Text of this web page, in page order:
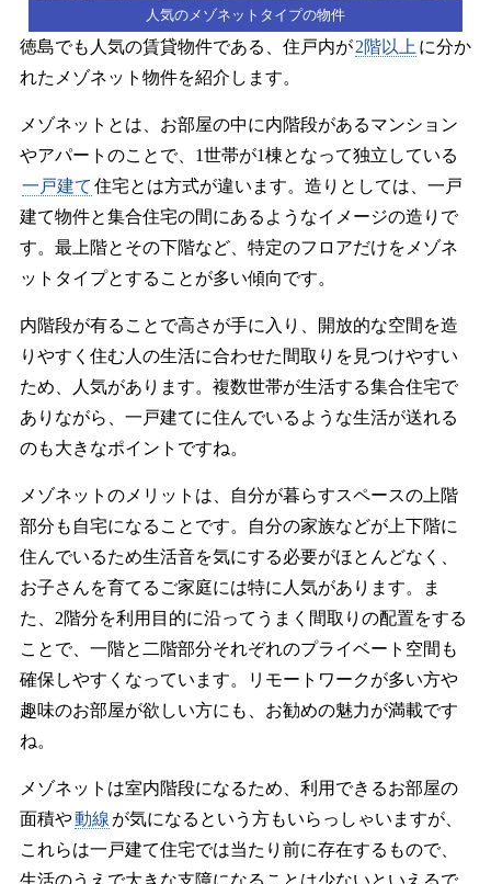
人気のメゾネットタイプの物件
徳島でも人気の賃貸物件である、住戸内が2階以上 に分か
れたメゾネット物件を紹介します。
メゾネットとは、お部屋の中に内階段があるマンション
やアパートのことで、1世帯が1棟となって独立している
一戸建て 住宅とは方式が違います。造りとしては、一戸
建て物件と集合住宅の間にあるようなイメージの造りで
す。最上階とその下階など、特定のフロアだけをメゾネ
ットタイプとすることが多い傾向です。
内階段が有ることで高さが手に入り、開放的な空間を造
りやすく住む人の生活に合わせた間取りを見つけやすい
ため、人気があります。複数世帯が生活する集合住宅で
ありながら、一戸建てに住んでいるような生活が送れる
のも大きなポイントですね。
メゾネットのメリットは、自分が暮らすスペースの上階
部分も自宅になることです。自分の家族などが上下階に
住んでいるため生活音を気にする必要がほとんどなく、
お子さんを育てるご家庭には特に人気があります。ま
た、2階分を利用目的に沿ってうまく間取りの配置をする
ことで、一階と二階部分それぞれのプライベート空間も
確保しやすくなっています。リモートワークが多い方や
趣味のお部屋が欲しい方にも、お勧めの魅力が満載です
ね。
メゾネットは室内階段になるため、利用できるお部屋の
面積や動線 が気になるという方もいらっしゃいますが、
これらは一戸建て住宅では当たり前に存在するもので、
生活のうえで大きな支障になることは少ないといえるで